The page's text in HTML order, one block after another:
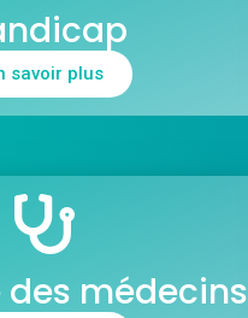
savoir plus
des médecins